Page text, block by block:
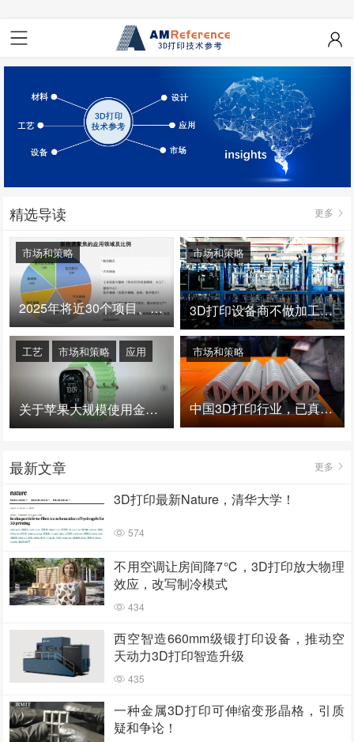
精选导读 更多
2025年将近30个项目、150亿投资：3D打印真的迎来爆发拐点了吗
市场和策略
3D打印设备商不做加工服务，就成了旁观者！
市场和策略
关于苹果大规模使用金属3D打印的思考
工艺 市场和策略 应用
中国3D打印行业，已真正进入爆发时代！
市场和策略
最新文章 更多
3D打印最新Nature，清华大学！
574
不用空调让房间降7℃，3D打印放大物理
效应，改写制冷模式
434
西空智造660mm级锻打印设备，推动空
天动力3D打印智造升级
435
一种金属3D打印可伸缩变形晶格，引质
疑和争论！